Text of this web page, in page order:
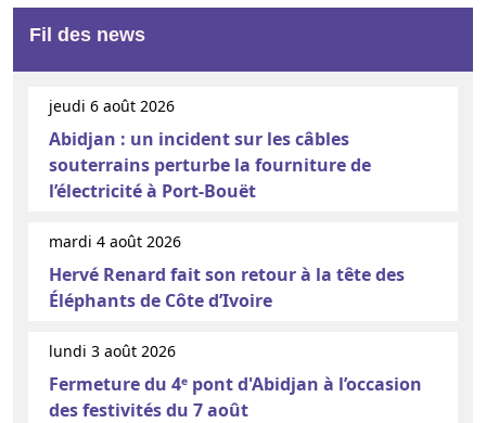
Fil des news
jeudi 6 août 2026
Abidjan : un incident sur les câbles
souterrains perturbe la fourniture de
l’électricité à Port-Bouët
mardi 4 août 2026
Hervé Renard fait son retour à la tête des
Éléphants de Côte d’Ivoire
lundi 3 août 2026
Fermeture du 4ᵉ pont d'Abidjan à l’occasion
des festivités du 7 août